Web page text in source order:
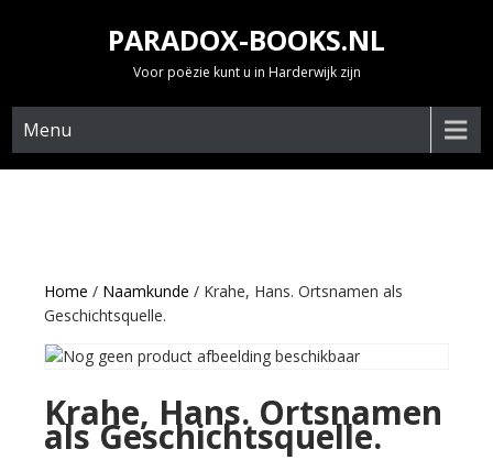
PARADOX-BOOKS.NL
Voor poëzie kunt u in Harderwijk zijn
Menu
Home / Naamkunde / Krahe, Hans. Ortsnamen als
Geschichtsquelle.
Krahe, Hans. Ortsnamen
als Geschichtsquelle.